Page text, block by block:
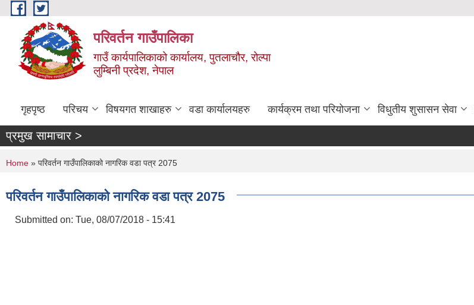
Skip to main content
परिवर्तन गाउँपालिका
गाउँ कार्यपालिकाको कार्यालय, पुतलाचौर, रोल्पा
लुम्बिनी प्रदेश, नेपाल
गृहपृष्ठ परिचय विषयगत शाखाहरु वडा कार्यालयहरु कार्यक्रम तथा परियोजना विधुतीय शुसासन सेवा
प्रमुख सामाचार >
You are here
Home » परिवर्तन गाउँपालिकाको नागरिक वडा पत्र 2075
परिवर्तन गाउँपालिकाको नागरिक वडा पत्र 2075
Submitted on: Tue, 08/07/2018 - 15:41